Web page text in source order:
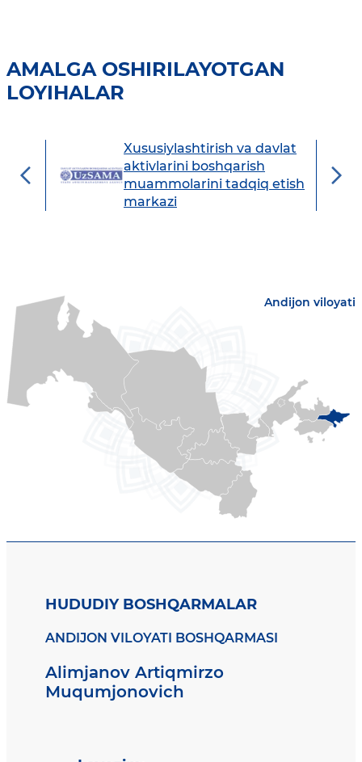
AMALGA OSHIRILAYOTGAN
LOYIHALAR
Xususiylashtirish va davlat
aktivlarini boshqarish
muammolarini tadqiq etish
markazi
Andijon viloyati
HUDUDIY BOSHQARMALAR
ANDIJON VILOYATI BOSHQARMASI
Alimjanov Artiqmirzo
Muqumjonovich